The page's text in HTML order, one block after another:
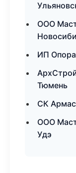
ООО
ИП
Тюмень
СК
ООО
Удэ